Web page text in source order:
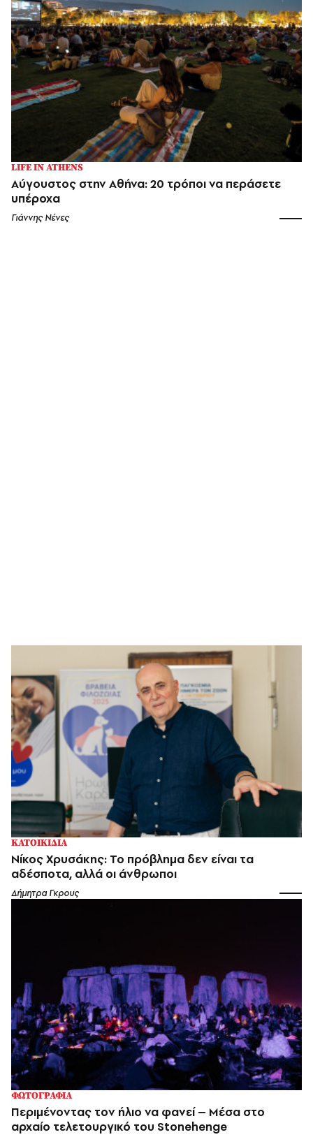
LIFE IN ATHENS
Αύγουστος στην Αθήνα: 20 τρόποι να περάσετε
υπέροχα
Γιάννης Νένες
ΚΑΤΟΙΚΙΔΙΑ
Νίκος Χρυσάκης: Το πρόβλημα δεν είναι τα
αδέσποτα, αλλά οι άνθρωποι
Δήμητρα Γκρους
ΦΩΤΟΓΡΑΦΙΑ
Περιμένοντας τον ήλιο να φανεί – Μέσα στο
αρχαίο τελετουργικό του Stonehenge